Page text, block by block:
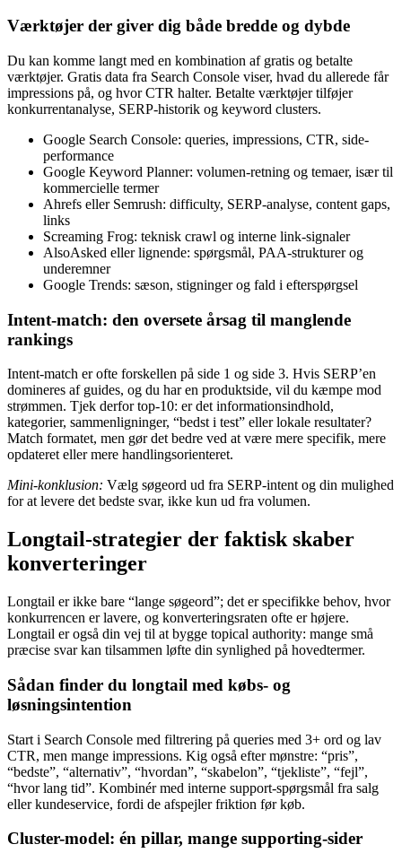
Værktøjer der giver dig både bredde og dybde
Du kan komme langt med en kombination af gratis og betalte
værktøjer. Gratis data fra Search Console viser, hvad du allerede får
impressions på, og hvor CTR halter. Betalte værktøjer tilføjer
konkurrentanalyse, SERP-historik og keyword clusters.
Google Search Console: queries, impressions, CTR, side-
performance
Google Keyword Planner: volumen-retning og temaer, især til
kommercielle termer
Ahrefs eller Semrush: difficulty, SERP-analyse, content gaps,
links
Screaming Frog: teknisk crawl og interne link-signaler
AlsoAsked eller lignende: spørgsmål, PAA-strukturer og
underemner
Google Trends: sæson, stigninger og fald i efterspørgsel
Intent-match: den oversete årsag til manglende
rankings
Intent-match er ofte forskellen på side 1 og side 3. Hvis SERP’en
domineres af guides, og du har en produktside, vil du kæmpe mod
strømmen. Tjek derfor top-10: er det informationsindhold,
kategorier, sammenligninger, “bedst i test” eller lokale resultater?
Match formatet, men gør det bedre ved at være mere specifik, mere
opdateret eller mere handlingsorienteret.
Mini-konklusion: Vælg søgeord ud fra SERP-intent og din mulighed
for at levere det bedste svar, ikke kun ud fra volumen.
Longtail-strategier der faktisk skaber
konverteringer
Longtail er ikke bare “lange søgeord”; det er specifikke behov, hvor
konkurrencen er lavere, og konverteringsraten ofte er højere.
Longtail er også din vej til at bygge topical authority: mange små
præcise svar kan tilsammen løfte din synlighed på hovedtermer.
Sådan finder du longtail med købs- og
løsningsintention
Start i Search Console med filtrering på queries med 3+ ord og lav
CTR, men mange impressions. Kig også efter mønstre: “pris”,
“bedste”, “alternativ”, “hvordan”, “skabelon”, “tjekliste”, “fejl”,
“hvor lang tid”. Kombinér med interne support-spørgsmål fra salg
eller kundeservice, fordi de afspejler friktion før køb.
Cluster-model: én pillar, mange supporting-sider